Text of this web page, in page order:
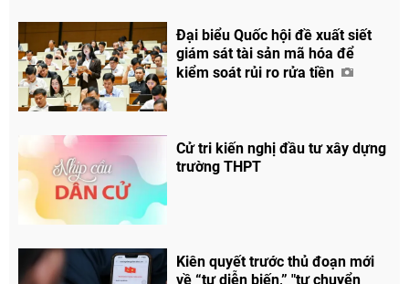
Đại biểu Quốc hội đề xuất siết
giám sát tài sản mã hóa để
kiểm soát rủi ro rửa tiền
Cử tri kiến nghị đầu tư xây dựng
trường THPT
Kiên quyết trước thủ đoạn mới
về “tự diễn biến,” "tự chuyển